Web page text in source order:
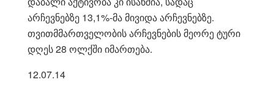
არჩევნებზე 13,1%-მა მივიდა არჩევნებზე.
თვითმმართველობის არჩევნების მეორე ტური
დღეს 28 ოლქში იმართება.
12.07.14